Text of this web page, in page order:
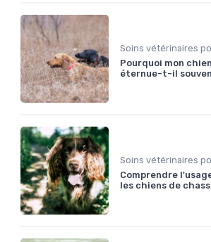
Pourquoi mon
éternue-t-il
Comprendre
les chiens de